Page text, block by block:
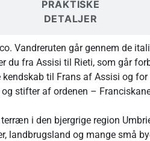
PRAKTISKE
DETALJER
Vandreruten går gennem de
du fra Assisi til Rieti, som går
til Frans af Assisi og
stifter af ordenen –
i den bjergrige region
landbrugsland og mange små